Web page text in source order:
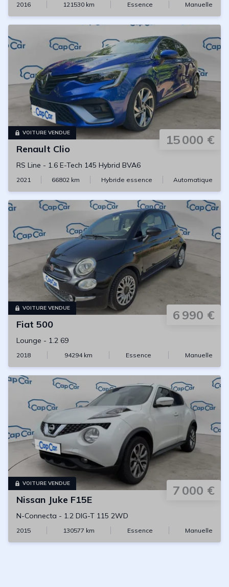
2016 121530 km Essence Manuelle
VOITURE VENDUE 15 000 €
Renault Clio
RS Line - 1.6 E-Tech 145 Hybrid BVA6
2021 66802 km Hybride essence Automatique
VOITURE VENDUE 6 990 €
Fiat 500
Lounge - 1.2 69
2018 94294km Essence Manuelle
VOITURE VENDUE 7 000 €
Nissan Juke F15E
N-Connecta - 1.2 DIG-T 115 2WD
2015 130577 km Essence Manuelle